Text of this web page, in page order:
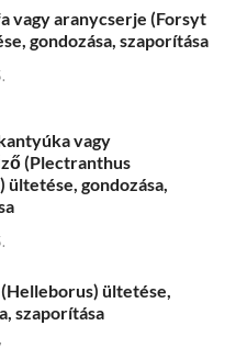
vagy aranycserje (Forsyt
gondozása, szaporítása
vagy
(Plectranthus
ültetése, gondozása,
ültetése,
szaporítása